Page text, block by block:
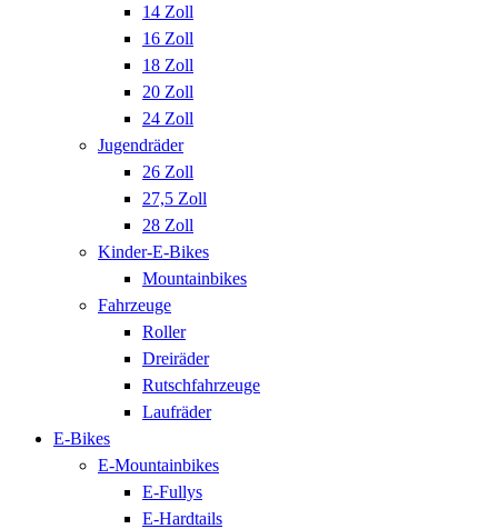
14 Zoll
16 Zoll
18 Zoll
20 Zoll
24 Zoll
Jugendräder
26 Zoll
27,5 Zoll
28 Zoll
Kinder-E-Bikes
Mountainbikes
Fahrzeuge
Roller
Dreiräder
Rutschfahrzeuge
Laufräder
E-Bikes
E-Mountainbikes
E-Fullys
E-Hardtails